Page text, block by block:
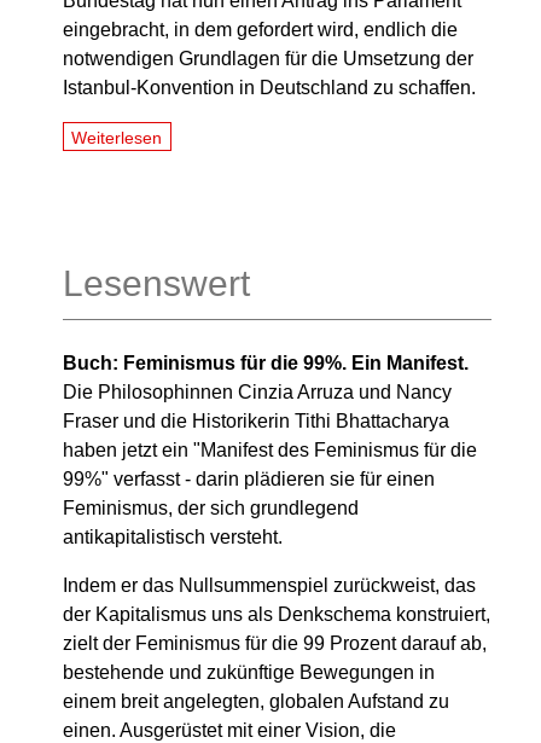
eingebracht, in dem gefordert wird, endlich die
notwendigen Grundlagen für die Umsetzung der
Istanbul-Konvention in Deutschland zu schaffen.
Weiterlesen
Lesenswert
Buch: Feminismus für die 99%. Ein Manifest.
Die Philosophinnen Cinzia Arruza und Nancy
Fraser und die Historikerin Tithi Bhattacharya
haben jetzt ein "Manifest des Feminismus für die
99%" verfasst - darin plädieren sie für einen
Feminismus, der sich grundlegend
antikapitalistisch versteht.
Indem er das Nullsummenspiel zurückweist, das
der Kapitalismus uns als Denkschema konstruiert,
zielt der Feminismus für die 99 Prozent darauf ab,
bestehende und zukünftige Bewegungen in
einem breit angelegten, globalen Aufstand zu
einen. Ausgerüstet mit einer Vision, die